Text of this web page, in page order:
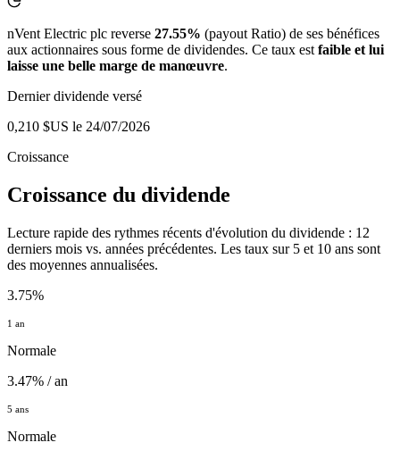
nVent Electric plc reverse 27.55% (payout Ratio) de ses bénéfices
aux actionnaires sous forme de dividendes. Ce taux est faible et lui
laisse une belle marge de manœuvre.
Dernier dividende versé
0,210 $US le 24/07/2026
Croissance
Croissance du dividende
Lecture rapide des rythmes récents d'évolution du dividende : 12
derniers mois vs. années précédentes. Les taux sur 5 et 10 ans sont
des moyennes annualisées.
3.75%
1 an
Normale
3.47% / an
5 ans
Normale